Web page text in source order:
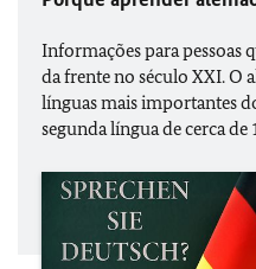
Informações para pessoas
da frente no século XXI. O
línguas mais importantes
segunda língua de cerca de